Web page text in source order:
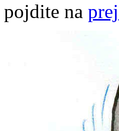
pojdite na